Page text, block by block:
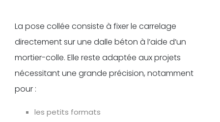
La pose collée consiste à fixer le carrelage
directement sur une dalle béton à l’aide d’un
mortier-colle. Elle reste adaptée aux projets
nécessitant une grande précision, notamment
pour :
les petits formats